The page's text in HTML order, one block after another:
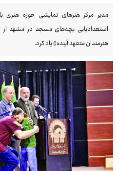
مدیر مرکز هنرهای نمایشی حوزه هنری با
استعدادیابی بچه‌های مسجد در مشهد از
هنرمندان متعهد آینده» یاد کرد.